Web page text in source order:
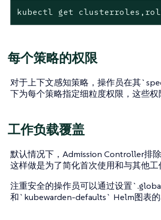
kubectl get
每个策略的权限
对于上下文感知策略，操作员在其
下为每个策略指定细粒度权限，这些
工作负载覆盖
默认情况下，Admission Controller排
这样做是为了简化首次使用和与其他工
注重安全的操作员可以通过设置
和`kubewarden-defaults` Helm图表的